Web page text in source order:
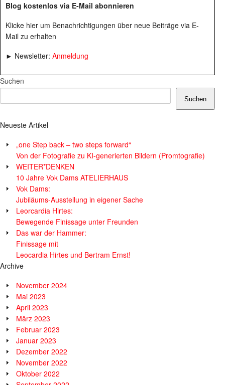
Blog kostenlos via E-Mail abonnieren
Klicke hier um Benachrichtigungen über neue Beiträge via E-
Mail zu erhalten
► Newsletter: Anmeldung
Suchen
Suchen
Neueste Artikel
„one Step back – two steps forward“
Von der Fotografie zu KI-generierten Bildern (Promtografie)
WEITER*DENKEN
10 Jahre Vok Dams ATELIERHAUS
Vok Dams:
Jubiläums-Ausstellung in eigener Sache
Leorcardia Hirtes:
Bewegende Finissage unter Freunden
Das war der Hammer:
Finissage mit
Leocardia Hirtes und Bertram Ernst!
Archive
November 2024
Mai 2023
April 2023
März 2023
Februar 2023
Januar 2023
Dezember 2022
November 2022
Oktober 2022